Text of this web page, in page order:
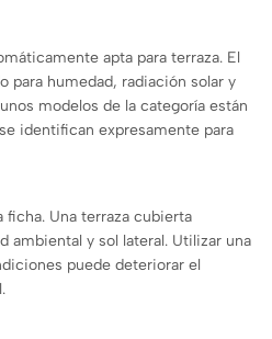
apta para terraza. El
para humedad, radiación solar y
modelos de la categoría están
identifican expresamente para
ficha. Una terraza cubierta
ambiental y sol lateral. Utilizar una
puede deteriorar el